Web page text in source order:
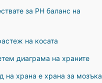
за PH баланс на
на косата
диаграма на храните
на храна е храна за мозъка